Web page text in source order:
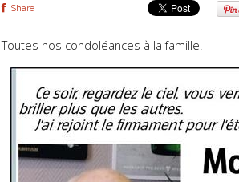
Share
Toutes nos condoléances à la famille.